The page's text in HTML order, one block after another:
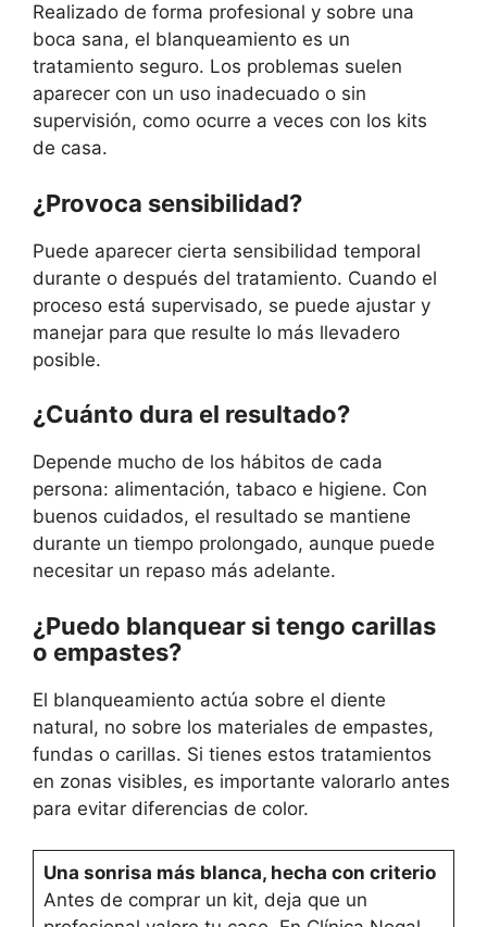
Realizado de forma profesional y sobre una
boca sana, el blanqueamiento es un
tratamiento seguro. Los problemas suelen
aparecer con un uso inadecuado o sin
supervisión, como ocurre a veces con los kits
de casa.
¿Provoca sensibilidad?
Puede aparecer cierta sensibilidad temporal
durante o después del tratamiento. Cuando el
proceso está supervisado, se puede ajustar y
manejar para que resulte lo más llevadero
posible.
¿Cuánto dura el resultado?
Depende mucho de los hábitos de cada
persona: alimentación, tabaco e higiene. Con
buenos cuidados, el resultado se mantiene
durante un tiempo prolongado, aunque puede
necesitar un repaso más adelante.
¿Puedo blanquear si tengo carillas
o empastes?
El blanqueamiento actúa sobre el diente
natural, no sobre los materiales de empastes,
fundas o carillas. Si tienes estos tratamientos
en zonas visibles, es importante valorarlo antes
para evitar diferencias de color.
Una sonrisa más blanca, hecha con criterio
Antes de comprar un kit, deja que un